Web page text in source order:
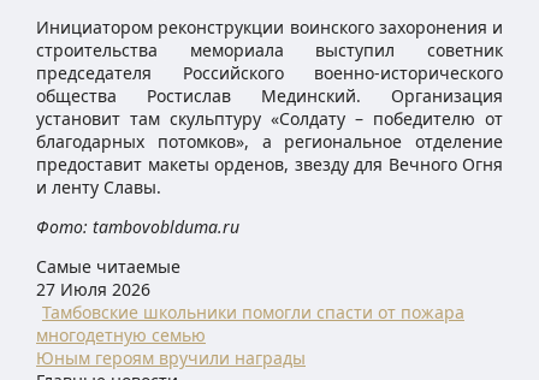
Инициатором реконструкции воинского захоронения и
строительства мемориала выступил советник
председателя Российского военно-исторического
общества Ростислав Мединский. Организация
установит там скульптуру «Солдату – победителю от
благодарных потомков», а региональное отделение
предоставит макеты орденов, звезду для Вечного Огня
и ленту Славы.
Фото: tambovoblduma.ru
Самые читаемые
27 Июля 2026
Тамбовские школьники помогли спасти от пожара
многодетную семью
Юным героям вручили награды